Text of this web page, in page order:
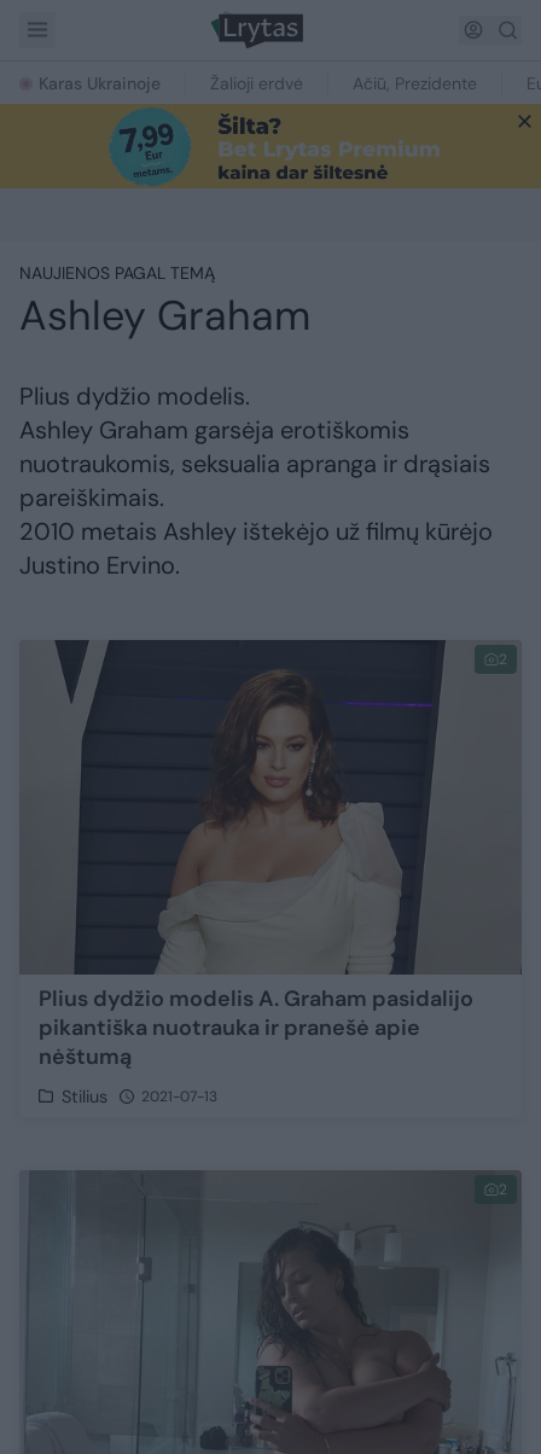
Karas Ukrainoje Žalioji erdvė Ačiū, Prezidente
NAUJIENOS PAGAL TEMĄ
Ashley Graham
Plius dydžio modelis.
Ashley Graham garsėja erotiškomis
nuotraukomis, seksualia apranga ir drąsiais
pareiškimais.
2010 metais Ashley ištekėjo už filmų kūrėjo
Justino Ervino.
2
Plius dydžio modelis A. Graham pasidalijo
pikantiška nuotrauka ir pranešė apie
nėštumą
Stilius 2021-07-13
2